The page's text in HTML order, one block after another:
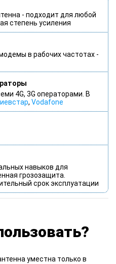
- подходит для любой
степень усиления
в рабочих частотах -
4G, 3G операторами. В
, Vodafone
навыков для
грозозащита.
срок эксплуатации
уместна только в